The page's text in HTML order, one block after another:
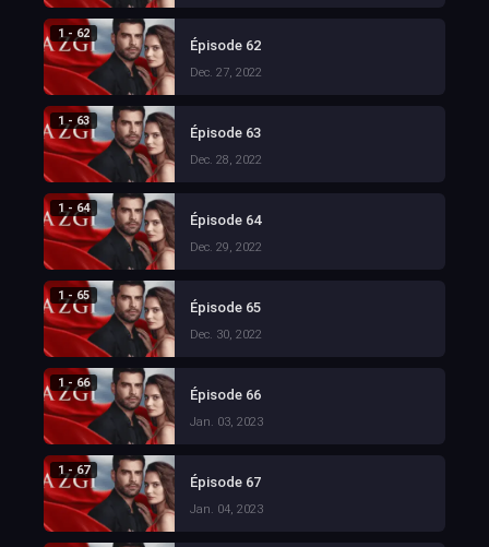
1 - 62
Épisode 62
Dec. 27, 2022
1 - 63
Épisode 63
Dec. 28, 2022
1 - 64
Épisode 64
Dec. 29, 2022
1 - 65
Épisode 65
Dec. 30, 2022
1 - 66
Épisode 66
Jan. 03, 2023
1 - 67
Épisode 67
Jan. 04, 2023